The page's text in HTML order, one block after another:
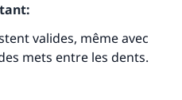
valides, même avec
mets entre les dents.
dans la vie de
grâce à votre